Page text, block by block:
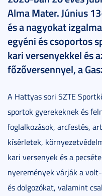
Alma Mater. Június
és a nagyokat
egyéni és csoportos
kari versenyekkel és
főzőversennyel, a
A Hattyas sori SZTE
sportok gyerekeknek és
foglalkozások, arcfestés,
kísérletek,
kari versenyek és a
nyeremények várják a
és dolgozókat, valamint